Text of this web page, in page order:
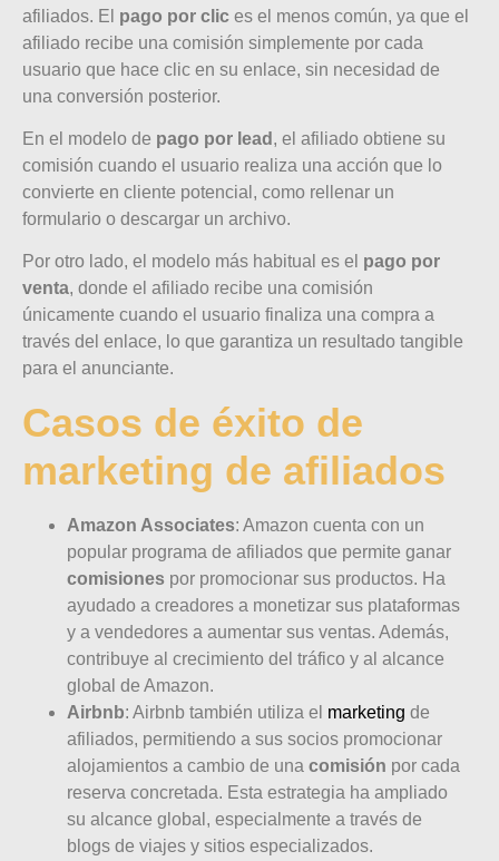
afiliados. El pago por clic es el menos común, ya que el
afiliado recibe una comisión simplemente por cada
usuario que hace clic en su enlace, sin necesidad de
una conversión posterior.
En el modelo de pago por lead , el afiliado obtiene su
comisión cuando el usuario realiza una acción que lo
convierte en cliente potencial, como rellenar un
formulario o descargar un archivo.
Por otro lado, el modelo más habitual es el pago por
venta, donde el afiliado recibe una comisión
únicamente cuando el usuario finaliza una compra a
través del enlace, lo que garantiza un resultado tangible
para el anunciante.
Casos de éxito de
marketing de afiliados
Amazon Associates: Amazon cuenta con un
popular programa de afiliados que permite ganar
comisiones por promocionar sus productos. Ha
ayudado a creadores a monetizar sus plataformas
y a vendedores a aumentar sus ventas. Además,
contribuye al crecimiento del tráfico y al alcance
global de Amazon.
Airbnb: Airbnb también utiliza el marketing de
afiliados, permitiendo a sus socios promocionar
alojamientos a cambio de una comisión por cada
reserva concretada. Esta estrategia ha ampliado
su alcance global, especialmente a través de
blogs de viajes y sitios especializados.